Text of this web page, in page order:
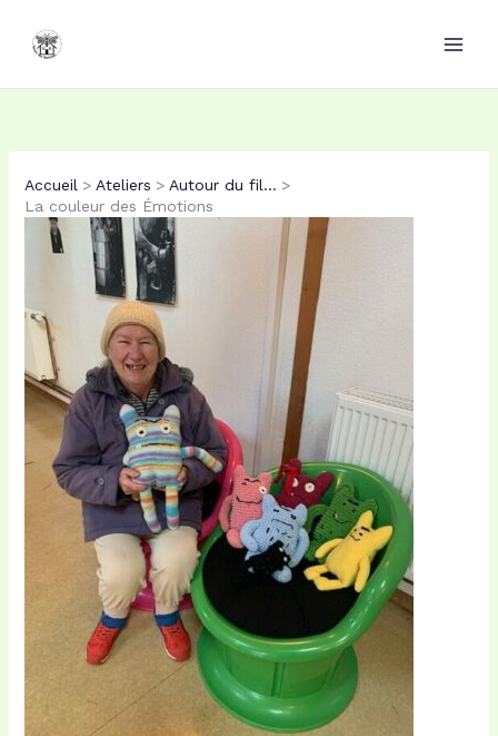
contenu
Accueil Ateliers
Autour du fil...
La couleur des Émotions